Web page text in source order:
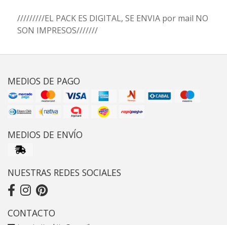
/////////EL PACK ES DIGITAL, SE ENVIA por mail NO
SON IMPRESOS///////
MEDIOS DE PAGO
MEDIOS DE ENVÍO
NUESTRAS REDES SOCIALES
CONTACTO